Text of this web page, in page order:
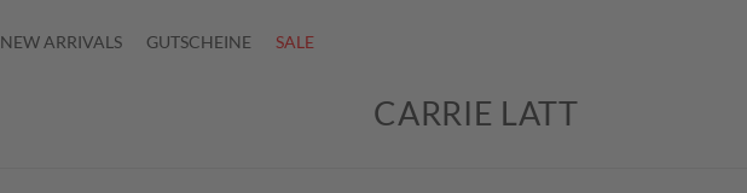
NEW ARRIVALS GUTSCHEINE SALE
CARRIE LATT